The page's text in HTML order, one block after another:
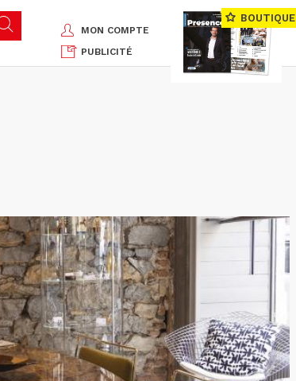
MON COMPTE
PUBLICITÉ
BOUTIQUE